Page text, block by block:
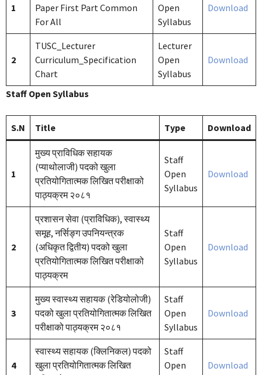
1
Paper First Part Common
For All
Open
Syllabus
Download
2
TUSC_Lecturer
Curriculum_Specification
Chart
Lecturer
Open
Syllabus
Download
Staff Open Syllabus
S.N Title Type Download
1
मुख्य प्राविधिक सहायक
(प्याथोलाजी) पदको खुला
प्रतियोगितात्मक लिखित परीक्षाको
पाठ्यक्रम २०८१
Staff
Open
Syllabus
Download
2
प्रशासन सेवा (प्राविधिक), स्वास्थ्य
समूह, नर्सिङ्ग उपनियन्त्रक
(अधिकृत द्वितीय) पदको खुला
प्रतियोगितात्मक लिखित परीक्षाको
पाठ्यक्रम
Staff
Open
Syllabus
Download
3
मुख्य स्वास्थ्य सहायक (रेडियोलोजी)
पदको खुला प्रतियोगितात्मक लिखित
परीक्षाको पाठ्यक्रम २०८१
Staff
Open
Syllabus
Download
4
स्वास्थ्य सहायक (क्लिनिकल) पदको
खुला प्रतियोगितात्मक लिखित
Staff
Open
Download